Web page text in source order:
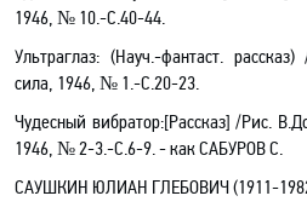
1946, № 10.-С.40-44.
Ультраглаз: (Науч.-фантаст.
сила, 1946, № 1.-С.20-23.
Чудесный вибратор:[Рассказ] /Рис.
1946, № 2-3.-С.6-9. -какСАБУРОВ С.
САУШКИН ЮЛИАН ГЛЕБОВИЧ (1911-